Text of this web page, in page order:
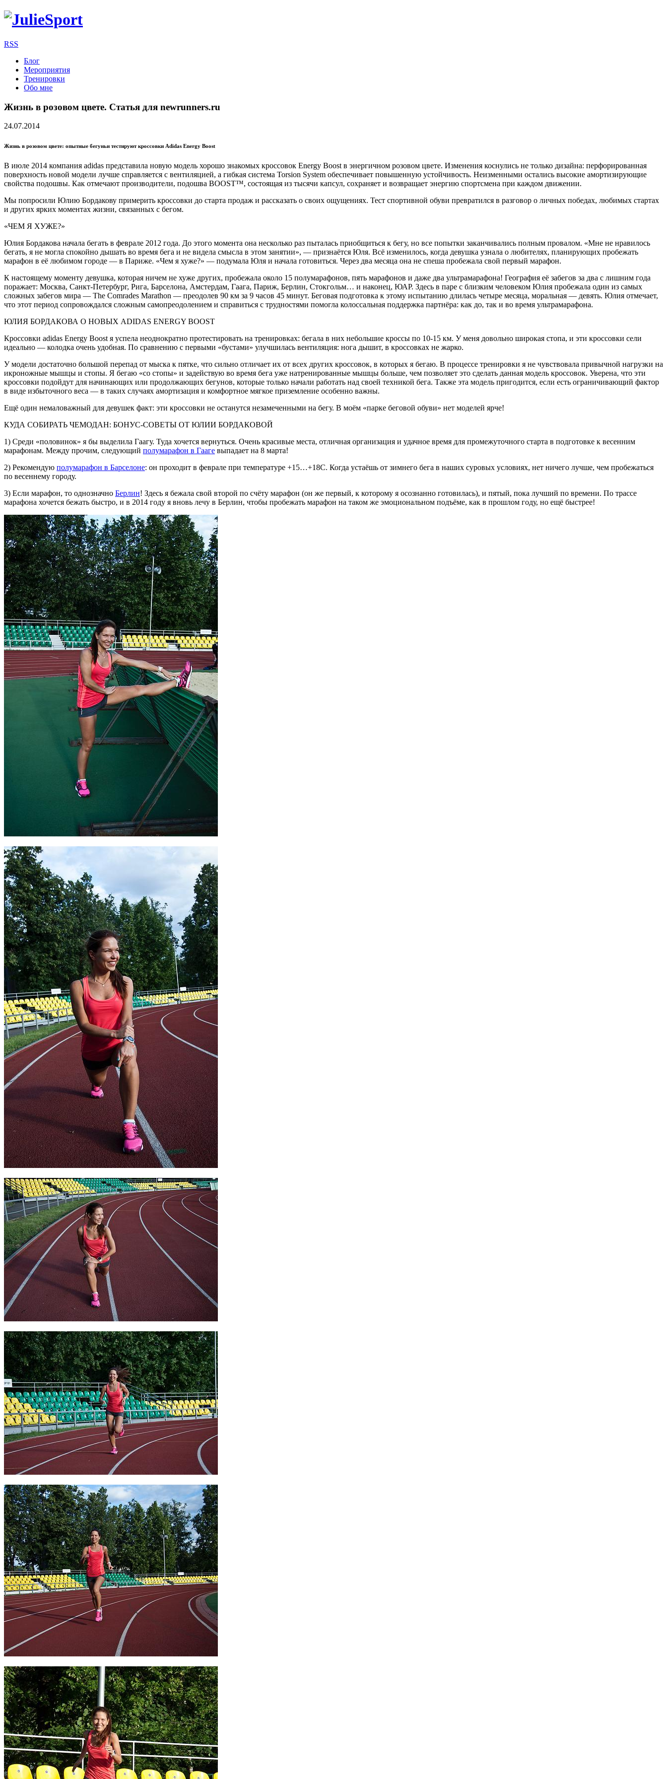
RSS
Блог
Мероприятия
Тренировки
Обо мне
Жизнь в розовом цвете. Статья для newrunners.ru
24.07.2014
Жизнь в розовом цвете: опытные бегуньи тестируют кроссовки Adidas Energy Boost
В июле 2014 компания adidas представила новую модель хорошо знакомых кроссовок Energy Boost в энергичном розовом цвете. Изменения коснулись не только дизайна: перфорированная
поверхность новой модели лучше справляется с вентиляцией, а гибкая система Torsion System обеспечивает повышенную устойчивость. Неизменными остались высокие амортизирующие
свойства подошвы. Как отмечают производители, подошва BOOST™, состоящая из тысячи капсул, сохраняет и возвращает энергию спортсмена при каждом движении.
Мы попросили Юлию Бордакову примерить кроссовки до старта продаж и рассказать о своих ощущениях. Тест спортивной обуви превратился в разговор о личных победах, любимых стартах
и других ярких моментах жизни, связанных с бегом.
«ЧЕМ Я ХУЖЕ?»
Юлия Бордакова начала бегать в феврале 2012 года. До этого момента она несколько раз пыталась приобщиться к бегу, но все попытки заканчивались полным провалом. «Мне не нравилось
бегать, я не могла спокойно дышать во время бега и не видела смысла в этом занятии», — признаётся Юля. Всё изменилось, когда девушка узнала о любителях, планирующих пробежать
марафон в её любимом городе — в Париже. «Чем я хуже?» — подумала Юля и начала готовиться. Через два месяца она не спеша пробежала свой первый марафон.
К настоящему моменту девушка, которая ничем не хуже других, пробежала около 15 полумарафонов, пять марафонов и даже два ультрамарафона! География её забегов за два с лишним года
поражает: Москва, Санкт-Петербург, Рига, Барселона, Амстердам, Гаага, Париж, Берлин, Стокгольм… и наконец, ЮАР. Здесь в паре с близким человеком Юлия пробежала один из самых
сложных забегов мира — The Comrades Marathon — преодолев 90 км за 9 часов 45 минут. Беговая подготовка к этому испытанию длилась четыре месяца, моральная — девять. Юлия отмечает,
что этот период сопровождался сложным самопреодолением и справиться с трудностями помогла колоссальная поддержка партнёра: как до, так и во время ультрамарафона.
ЮЛИЯ БОРДАКОВА О НОВЫХ ADIDAS ENERGY BOOST
Кроссовки adidas Energy Boost я успела неоднократно протестировать на тренировках: бегала в них небольшие кроссы по 10-15 км. У меня довольно широкая стопа, и эти кроссовки сели
идеально — колодка очень удобная. По сравнению с первыми «бустами» улучшилась вентиляция: нога дышит, в кроссовках не жарко.
У модели достаточно большой перепад от мыска к пятке, что сильно отличает их от всех других кроссовок, в которых я бегаю. В процессе тренировки я не чувствовала привычной нагрузки на
икроножные мышцы и стопы. Я бегаю «со стопы» и задействую во время бега уже натренированные мышцы больше, чем позволяет это сделать данная модель кроссовок. Уверена, что эти
кроссовки подойдут для начинающих или продолжающих бегунов, которые только начали работать над своей техникой бега. Также эта модель пригодится, если есть ограничивающий фактор
в виде избыточного веса — в таких случаях амортизация и комфортное мягкое приземление особенно важны.
Ещё один немаловажный для девушек факт: эти кроссовки не останутся незамеченными на бегу. В моём «парке беговой обуви» нет моделей ярче!
КУДА СОБИРАТЬ ЧЕМОДАН: БОНУС-СОВЕТЫ ОТ ЮЛИИ БОРДАКОВОЙ
1) Среди «половинок» я бы выделила Гаагу. Туда хочется вернуться. Очень красивые места, отличная организация и удачное время для промежуточного старта в подготовке к весенним
марафонам. Между прочим, следующий полумарафон в Гааге выпадает на 8 марта!
2) Рекомендую полумарафон в Барселоне: он проходит в феврале при температуре +15…+18С. Когда устаёшь от зимнего бега в наших суровых условиях, нет ничего лучше, чем пробежаться
по весеннему городу.
3) Если марафон, то однозначно Берлин! Здесь я бежала свой второй по счёту марафон (он же первый, к которому я осознанно готовилась), и пятый, пока лучший по времени. По трассе
марафона хочется бежать быстро, и в 2014 году я вновь лечу в Берлин, чтобы пробежать марафон на таком же эмоциональном подъёме, как в прошлом году, но ещё быстрее!